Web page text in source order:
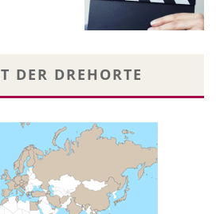
DER DREHORTE